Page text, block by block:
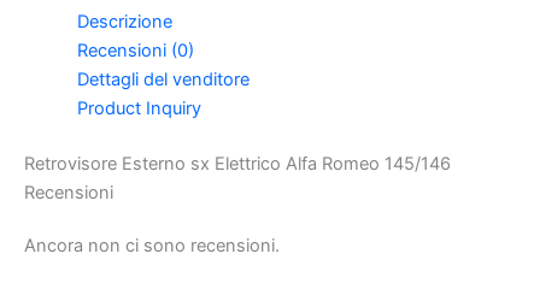
Descrizione
Recensioni (0)
Dettagli del venditore
Product Inquiry
Retrovisore Esterno sx Elettrico Alfa Romeo 145/146
Recensioni
Ancora non ci sono recensioni.